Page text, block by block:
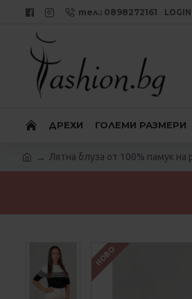
тел.: 0898272161 LOGIN
ДРЕХИ ГОЛЕМИ РАЗМЕРИ
Лятна блуза от 100% памук на
НОВО